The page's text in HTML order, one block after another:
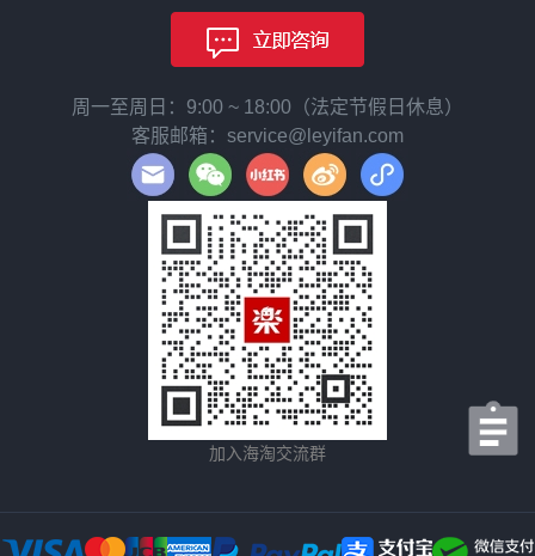
周一至周日：9:00 ~ 18:00（法定节假日休息）
客服邮箱：service@leyifan.com
加入海淘交流群